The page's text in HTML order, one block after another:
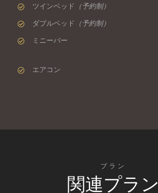
ツインベッド （予約制）
ダブルベッド （予約制）
ミニーバー
エアコン
プラン
関連プラン